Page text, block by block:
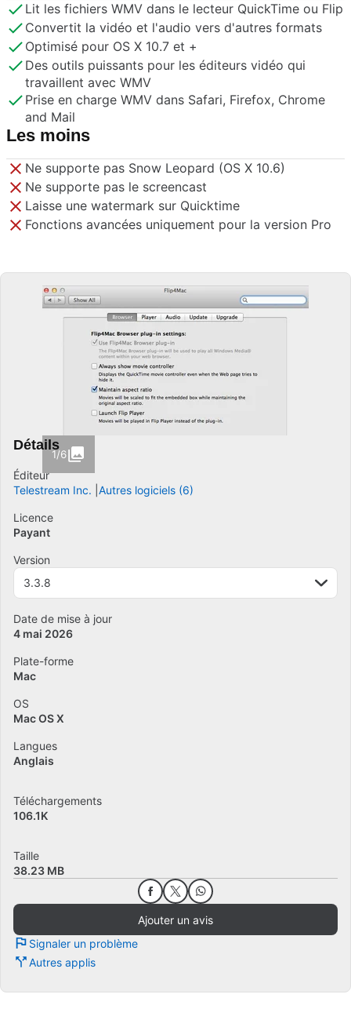
Lit les fichiers WMV dans le lecteur QuickTime ou Flip
Convertit la vidéo et l'audio vers d'autres formats
Optimisé pour OS X 10.7 et +
Des outils puissants pour les éditeurs vidéo qui
travaillent avec WMV
Prise en charge WMV dans Safari, Firefox, Chrome
and Mail
Les moins
Ne supporte pas Snow Leopard (OS X 10.6)
Ne supporte pas le screencast
Laisse une watermark sur Quicktime
Fonctions avancées uniquement pour la version Pro
1/6
Détails
Éditeur
Telestream Inc. Autres logiciels (6)
Licence
Payant
Version
3.3.8
Date de mise à jour
4 mai 2026
Plate-forme
Mac
OS
Mac OS X
Langues
Anglais
Téléchargements
106.1K
Taille
38.23 MB
Ajouter un avis
Signaler un problème
Autres applis